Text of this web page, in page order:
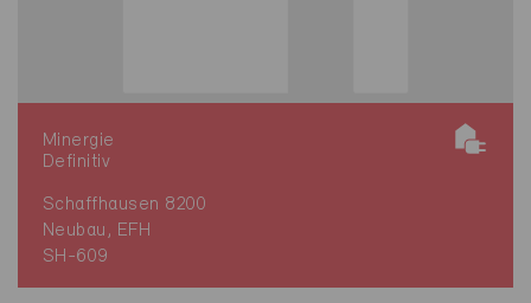
Minergie
Definitiv
Schaffhausen 8200
Neubau, EFH
SH-609